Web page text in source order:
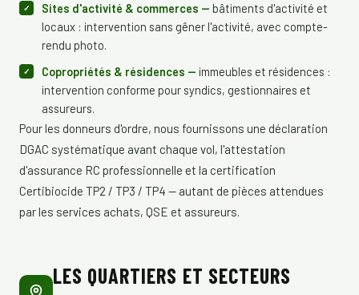
Sites d'activité & commerces — bâtiments d'activité et
locaux : intervention sans gêner l'activité, avec compte-
rendu photo.
Copropriétés & résidences — immeubles et résidences :
intervention conforme pour syndics, gestionnaires et
assureurs.
Pour les donneurs d'ordre, nous fournissons une déclaration
DGAC systématique avant chaque vol, l'attestation
d'assurance RC professionnelle et la certification
Certibiocide TP2 / TP3 / TP4 — autant de pièces attendues
par les services achats, QSE et assureurs.
LES QUARTIERS ET SECTEURS